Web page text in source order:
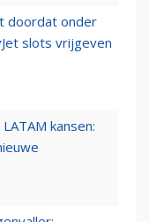
doordat onder
slots vrijgeven
kansen: